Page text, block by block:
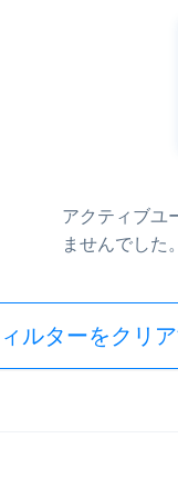
アクティブユ
ませんでした
ルターをクリ